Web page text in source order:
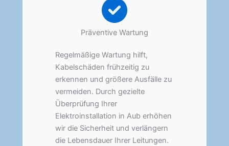
Präventive Wartung
Regelmäßige Wartung hilft,
Kabelschäden frühzeitig zu
erkennen und größere Ausfälle zu
vermeiden. Durch gezielte
Überprüfung Ihrer
Elektroinstallation in Aub erhöhen
wir die Sicherheit und verlängern
die Lebensdauer Ihrer Leitungen.